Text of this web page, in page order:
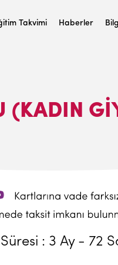
Takvimi Haberler
(KADIN
: 3 Ay - 72